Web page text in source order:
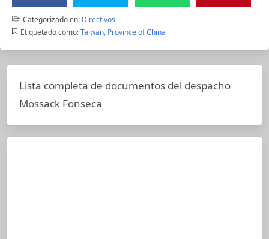
Categorizado en: Directivos
Etiquetado como: Taiwan, Province of China
Lista completa de documentos del despacho
Mossack Fonseca